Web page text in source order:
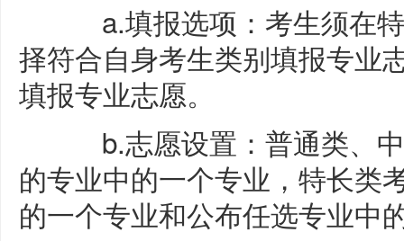
a.填报选项：考生须在特
择符合自身考生类别填报专业
填报专业志愿。
b.志愿设置：普通类、中
的专业中的一个专业，特长类
的一个专业和公布任选专业中